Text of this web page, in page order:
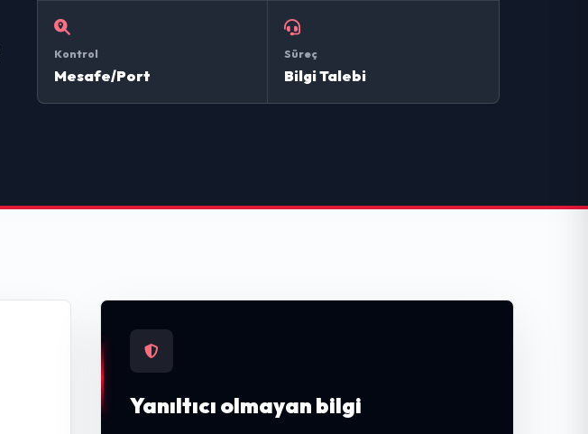
Kontrol
Mesafe/Port
Süreç
Bilgi Talebi
Yanıltıcı olmayan bilgi